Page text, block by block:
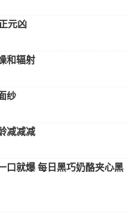
元凶
和辐射
纱
减减减
口就爆 每日黑巧奶酪夹心黑